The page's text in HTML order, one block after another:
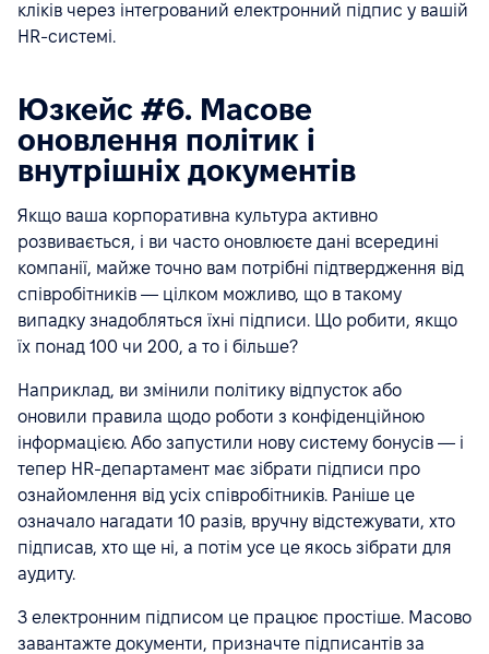
кліків через інтегрований електронний підпис у вашій
HR-системі.
Юзкейс #6. Масове
оновлення політик і
внутрішніх документів
Якщо ваша корпоративна культура активно
розвивається, і ви часто оновлюєте дані всередині
компанії, майже точно вам потрібні підтвердження від
співробітників — цілком можливо, що в такому
випадку знадобляться їхні підписи. Що робити, якщо
їх понад 100 чи 200, а то і більше?
Наприклад, ви змінили політику відпусток або
оновили правила щодо роботи з конфіденційною
інформацією. Або запустили нову систему бонусів — і
тепер HR-департамент має зібрати підписи про
ознайомлення від усіх співробітників. Раніше це
означало нагадати 10 разів, вручну відстежувати, хто
підписав, хто ще ні, а потім усе це якось зібрати для
аудиту.
З електронним підписом це працює простіше. Масово
завантажте документи, призначте підписантів за